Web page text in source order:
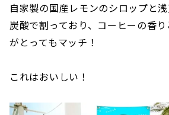
自家製の国産レモンのシロップと
炭酸で割っており、コーヒーの香
がとってもマッチ！
これはおいしい！